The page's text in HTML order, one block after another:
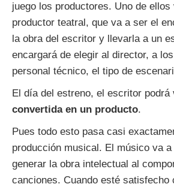
juego los productores. Uno de ellos
productor teatral, que va a ser el
la obra del escritor y llevarla a un
encargará de elegir al director, a
personal técnico, el tipo de
El día del estreno, el escritor podrá
convertida en un producto.
Pues todo esto pasa casi
producción musical. El músico va
generar la obra intelectual al
canciones. Cuando esté satisfecho